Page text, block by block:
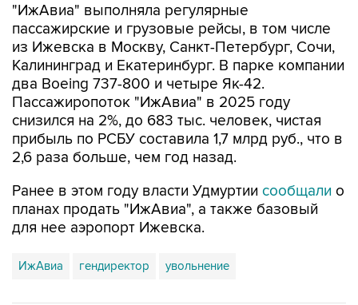
"ИжАвиа" выполняла регулярные
пассажирские и грузовые рейсы, в том числе
из Ижевска в Москву, Санкт-Петербург, Сочи,
Калининград и Екатеринбург. В парке компании
два Boeing 737-800 и четыре Як-42.
Пассажиропоток "ИжАвиа" в 2025 году
снизился на 2%, до 683 тыс. человек, чистая
прибыль по РСБУ составила 1,7 млрд руб., что в
2,6 раза больше, чем год назад.
Ранее в этом году власти Удмуртии сообщали о
планах продать "ИжАвиа", а также базовый
для нее аэропорт Ижевска.
ИжАвиа гендиректор увольнение